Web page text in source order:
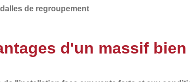
de regroupement
d'un massif